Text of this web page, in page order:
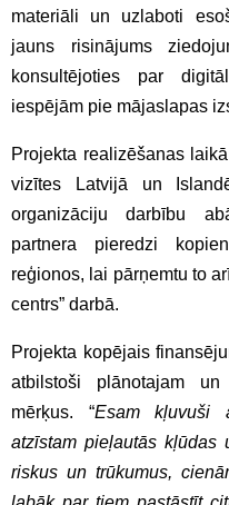
materiāli un uzlaboti
jauns risinājums
konsultējoties par
iespējām pie mājaslapas
Projekta realizēšanas
vizītes Latvijā un
organizāciju darbību
partnera pieredzi
reģionos, lai pārņemtu to
centrs” darbā.
Projekta kopējais
atbilstoši plānotajam
mērķus. “Esam kļuvuši
atzīstam pieļautās kļūdas
riskus un trūkumus,